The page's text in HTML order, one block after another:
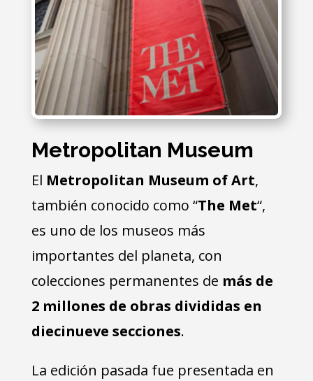
Metropolitan Museum
El Metropolitan Museum of Art,
también conocido como “The Met“,
es uno de los museos más
importantes del planeta, con
colecciones permanentes de más de
2 millones de obras divididas en
diecinueve secciones.
La edición pasada fue presentada en